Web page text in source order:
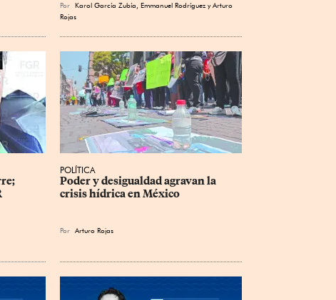
Por Karol García Zubía Emmanuel Rodríguez yArturo
Rojas
POLÍTICA
Poder y desigualdad agravan la
crisis hídrica en México
Por Arturo Rojas